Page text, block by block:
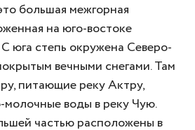
большая межгорная
на юго-востоке
юга степь окружена Северо-
вечными снегами. Там
питающие реку Актру,
воды в реку Чую.
частью расположены в